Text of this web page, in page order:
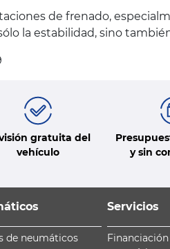
de frenado,
la estabilidad, sino
gratuita del
vehículo
y sin
de neumáticos
Servicios